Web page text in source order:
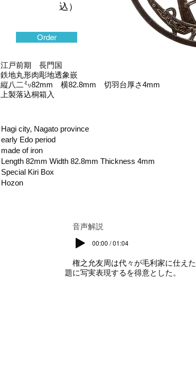
込）
Order
江戸前期 長門国
鉄地丸形肉彫地透象嵌
縦八二㍉82mm 横82.8mm 切羽台厚さ4mm
上製落込桐箱入
Hagi city, Nagato province
early Edo period
made of iron
Length 82mm Width 82.8mm Thickness 4mm
Special Kiri Box
Hozon
​音声解説
00:00 / 01:04
権之允友周は代々が毛利家に仕え
題に写実表現するを得意とした。